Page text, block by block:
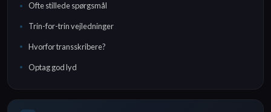
Ofte stillede spørgsmål
Trin-for-trin vejledninger
Hvorfor transskribere?
Optag god lyd